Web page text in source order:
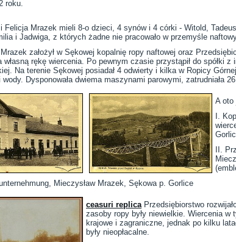
roku.
i Felicja Mrazek mieli 8-o dzieci, 4 synów i 4 córki - Witold,
i Jadwiga, z których żadne nie pracowało w przemyśle
Mrazek założył w Sękowej kopalnię ropy naftowej oraz
własną rękę wiercenia. Po pewnym czasie przystąpił do spółki
Na terenie Sękowej posiadał 4 odwierty i kilka w Ropicy
wody. Dysponowała dwiema maszynami parowymi, zatrudniała
A oto
I.
II.
Mieczysław Mrazek, Sękowa p. Gorlice
ceasuri replicaPrzedsiębiorstwo
zasoby ropy były niewielkie. Wiercenia w
krajowe i zagraniczne, jednak po kilku
były nieopłacalne.